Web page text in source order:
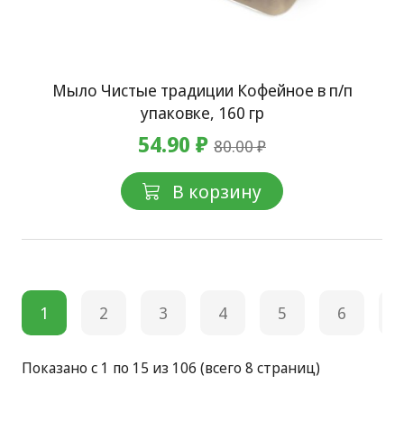
Мыло Чистые традиции Кофейное в п/п
упаковке, 160 гр
54.90 ₽ 80.00 ₽
В корзину
1 2 3 4 5 6
Показано с 1 по 15 из 106 (всего 8 страниц)